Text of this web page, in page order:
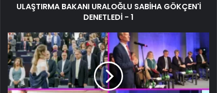
ULAŞTIRMA BAKANI URALOĞLU SABİHA GÖKÇEN'İ
DENETLEDİ - 1